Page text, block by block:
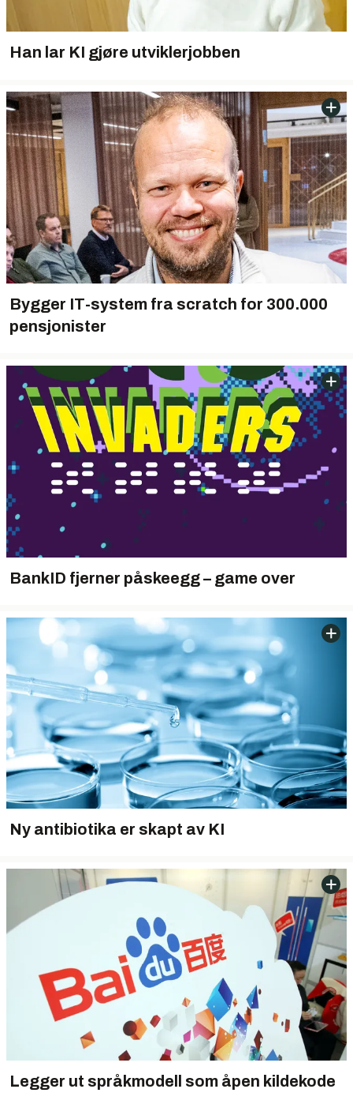
Han lar KI gjøre utviklerjobben
Bygger IT-system fra scratch for 300.000
pensjonister
BankID fjerner påskeegg – game over
Ny antibiotika er skapt av KI
Legger ut språkmodell som åpen kildekode